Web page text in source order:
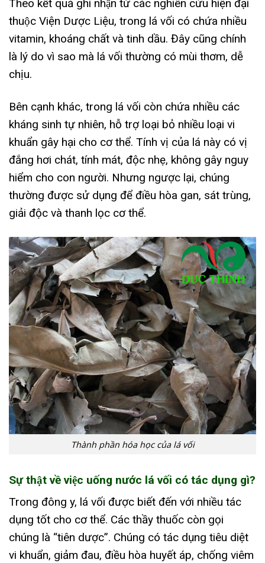
Theo kết quả ghi nhận từ các nghiên cứu hiện đại
thuộc Viện Dược Liệu, trong lá vối có chứa nhiều
vitamin, khoáng chất và tinh dầu. Đây cũng chính
là lý do vì sao mà lá vối thường có mùi thơm, dễ
chịu.
Bên cạnh khác, trong lá vối còn chứa nhiều các
kháng sinh tự nhiên, hỗ trợ loại bỏ nhiều loại vi
khuẩn gây hại cho cơ thể. Tính vị của lá này có vị
đắng hơi chát, tính mát, độc nhẹ, không gây nguy
hiểm cho con người. Nhưng ngược lại, chúng
thường được sử dụng để điều hòa gan, sát trùng,
giải độc và thanh lọc cơ thể.
Thành phần hóa học của lá vối
Sự thật về việc uống nước lá vối có tác dụng gì?
Trong đông y, lá vối được biết đến với nhiều tác
dụng tốt cho cơ thể. Các thầy thuốc còn gọi
chúng là “tiên dược”. Chúng có tác dụng tiêu diệt
vi khuẩn, giảm đau, điều hòa huyết áp, chống viêm